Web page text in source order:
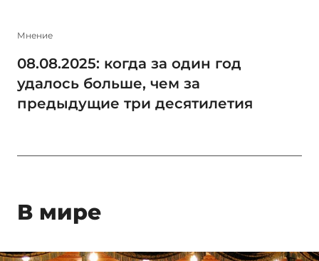
Мнение
08.08.2025: когда за один год
удалось больше, чем за
предыдущие три десятилетия
В мире